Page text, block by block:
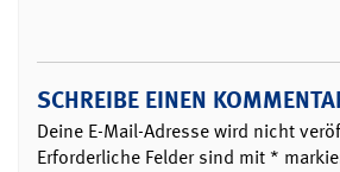
SCHREIBE EINEN
Deine E-Mail-Adresse wird nicht
Erforderliche Felder sind mit *